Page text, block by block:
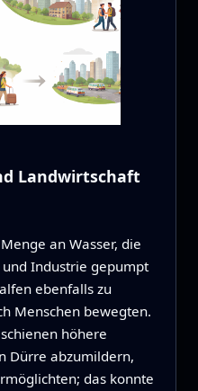
Landwirtschaft
an Wasser, die
Industrie gepumpt
ebenfalls zu
Menschen bewegten.
höhere
Dürre abzumildern,
das konnte